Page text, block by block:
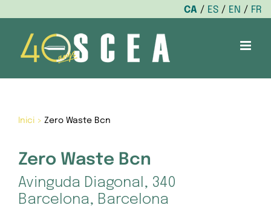
CA ES EN
FR
content
Inici> Zero Waste Bcn
Zero Waste Bcn
Avinguda Diagonal, 340
Barcelona, Barcelona